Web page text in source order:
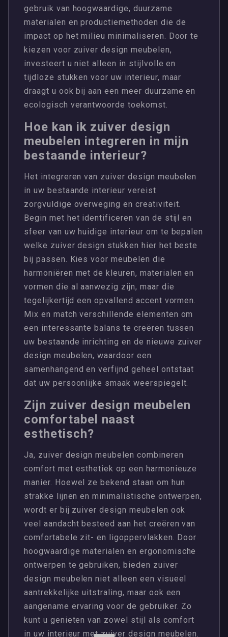
gebruik van hoogwaardige, duurzame
materialen en productiemethoden die de
impact op het milieu minimaliseren. Door te
kiezen voor zuiver design meubelen,
investeert u niet alleen in stijlvolle en
tijdloze stukken voor uw interieur, maar
draagt u ook bij aan een meer duurzame en
ecologisch verantwoorde toekomst.
Hoe kan ik zuiver design
meubelen integreren in mijn
bestaande interieur?
Het integreren van zuiver design meubelen
in uw bestaande interieur vereist
zorgvuldige overweging en creativiteit.
Begin met het identificeren van de stijl en
sfeer van uw huidige interieur om te bepalen
welke zuiver design stukken hier het beste
bij passen. Kies voor meubelen die
harmoniëren met de kleuren, materialen en
vormen die al aanwezig zijn, maar die
tegelijkertijd een opvallend accent vormen.
Mix en match verschillende elementen om
een interessante balans te creëren tussen
uw bestaande inrichting en de nieuwe zuiver
design meubelen, waardoor een
samenhangend en verfijnd geheel ontstaat
dat uw persoonlijke smaak weerspiegelt.
Zijn zuiver design meubelen
comfortabel naast
esthetisch?
Ja, zuiver design meubelen combineren
comfort met esthetiek op een harmonieuze
manier. Hoewel ze bekend staan om hun
strakke lijnen en minimalistische ontwerpen,
wordt er bij zuiver design meubelen ook
veel aandacht besteed aan het creëren van
comfortabele zit- en ligoppervlakken. Door
hoogwaardige materialen en ergonomische
ontwerpen te gebruiken, bieden zuiver
design meubelen niet alleen een visueel
aantrekkelijke uitstraling, maar ook een
aangename ervaring voor de gebruiker. Zo
kunt u genieten van zowel stijl als comfort
in uw interieur met zuiver design meubelen.